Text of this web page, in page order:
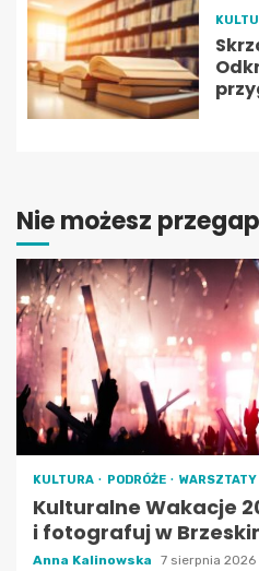
Nie możesz
KULTURA PODRÓŻE WARSZTATY
Kulturalne Wakacje
i fotografuj w
Anna Kalinowska 7 sierpnia 2026